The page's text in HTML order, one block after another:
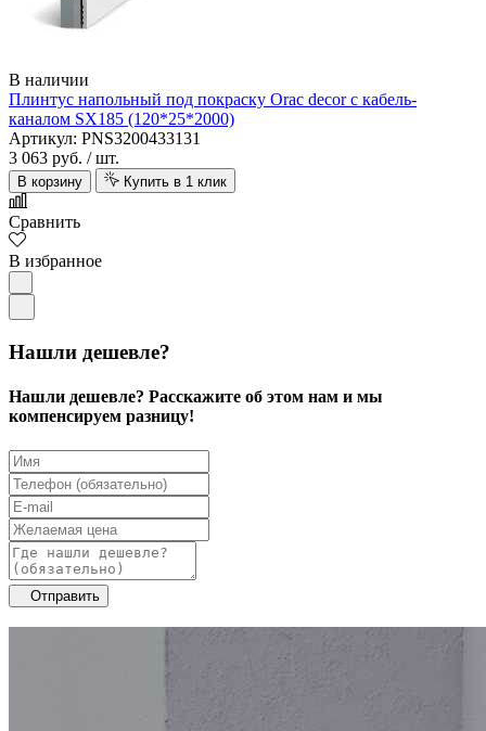
В наличии
Плинтус напольный под покраску Orac decor с кабель-
каналом SX185 (120*25*2000)
Артикул: PNS3200433131
3 063 руб. / шт.
В корзину Купить в 1 клик
Сравнить
В избранное
Нашли дешевле?
Нашли дешевле? Расскажите об этом нам и мы
компенсируем разницу!
Отправить